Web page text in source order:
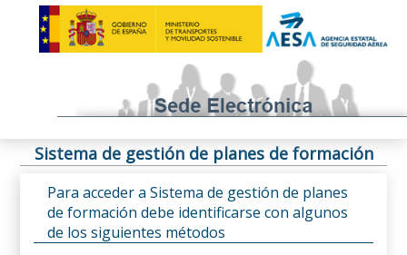
Sistema de gestión de planes de formación
Para acceder a Sistema de gestión de planes
de formación debe identificarse con algunos
de los siguientes métodos